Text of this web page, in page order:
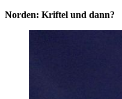
Norden: Kriftel und dann?